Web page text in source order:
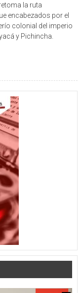
la ruta
encabezados por el
colonial del imperio
y Pichincha.